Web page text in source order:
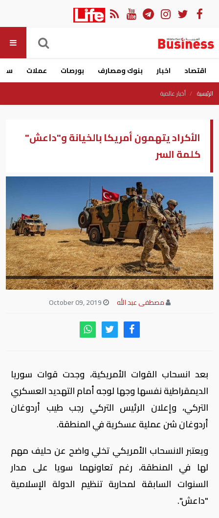
اقتصاد اخبار بنوك ومصارف بورصات عملات
الرئيسية أخبار عالمية
الأكراد يتهمون أمريكا بالخيانة و"داعش"
كلمة السر
مصطفى عبد الله
بعد انسحاب القوات الأمريكية، وجدت قوات سوريا
الديمقراطية نفسها وجها لوجه أمام التهديد العسكري
التركي، وإعلان الرئيس التركي رجب طيب أردوغان
أردوغان شن عملية عسكرية في المنطقة.
ويعتبر الانسحاب الأمريكي تخلي واضح عن حليف مهم
لها في المنطقة، رغم تعاونهما سويا على مدار
السنوات السابقة لمحاربة تنظيم الدولة الإسلامية
"داعش".